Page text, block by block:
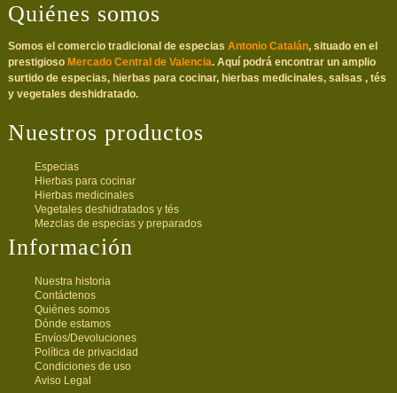
Quiénes somos
Somos el comercio tradicional de especias Antonio Catalán, situado en el
prestigioso Mercado Central de Valencia. Aquí podrá encontrar un amplio
surtido de especias, hierbas para cocinar, hierbas medicinales, salsas , tés
y vegetales deshidratado.
Nuestros productos
Especias
Hierbas para cocinar
Hierbas medicinales
Vegetales deshidratados y tés
Mezclas de especias y preparados
Información
Nuestra historia
Contáctenos
Quiénes somos
Dónde estamos
Envíos/Devoluciones
Política de privacidad
Condiciones de uso
Aviso Legal